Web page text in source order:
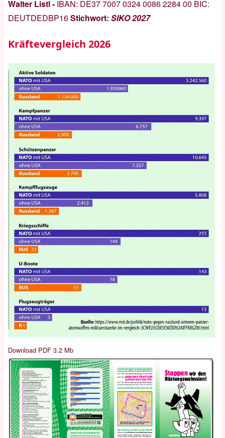
Walter Listl - IBAN: DE37 7007 0324 0086 2284 00 BIC:
DEUTDEDBP16Stichwort: SIKO 2027
Kräftevergleich 2026
Download PDF 3.2 Mb